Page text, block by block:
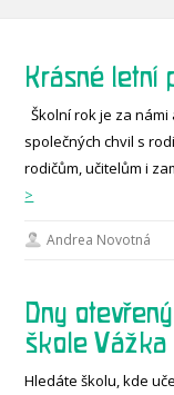
Krásné letní
Školní rok je za
společných chvil s
rodičům, učitelům i
>
Andrea Novotná
Dny
škole Vážka
Hledáte školu, kde